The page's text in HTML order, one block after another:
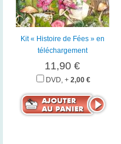
Kit « Histoire de Fées » en
téléchargement
11,90 €
DVD, + 2,00 €